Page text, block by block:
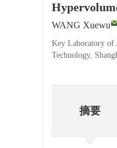
WANG Xuewu
Key Laboratory of
Technology,
摘要